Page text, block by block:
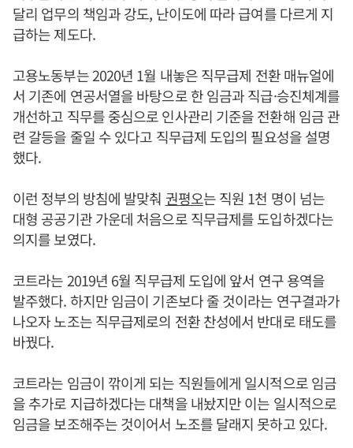
달리 업무의 책임과 강도, 난이도에 따라 급여를 다르게 지
급하는 제도다.
고용노동부는 2020년 1월 내놓은 직무급제 전환 매뉴얼에
서 기존에 연공서열을 바탕으로 한 임금과 직급·승진체계를
개선하고 직무를 중심으로 인사관리 기준을 전환해 임금 관
련 갈등을 줄일 수 있다고 직무급제 도입의 필요성을 설명
했다.
이런 정부의 방침에 발맞춰 권평오는 직원 1천 명이 넘는
대형 공공기관 가운데 처음으로 직무급제를 도입하겠다는
의지를 보였다.
코트라는 2019년 6월 직무급제 도입에 앞서 연구 용역을
발주했다. 하지만 임금이 기존보다 줄 것이라는 연구결과가
나오자 노조는 직무급제로의 전환 찬성에서 반대로 태도를
바꿨다.
코트라는 임금이 깎이게 되는 직원들에게 일시적으로 임금
을 추가로 지급하겠다는 대책을 내놨지만 이는 일시적으로
임금을 보조해주는 것이어서 노조를 달래지 못하고 있다.